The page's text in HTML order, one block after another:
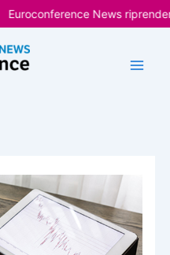
Euroconference News